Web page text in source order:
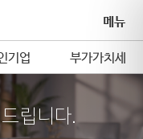
메뉴
기업 부가가치세
립니다.